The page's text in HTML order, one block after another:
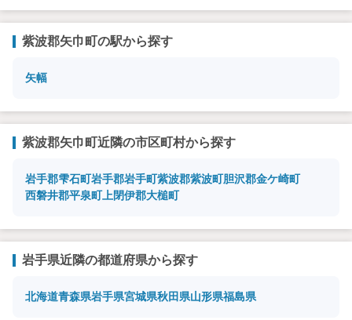
紫波郡矢巾町の駅から探す
矢幅
紫波郡矢巾町近隣の市区町村から探す
岩手郡雫石町岩手郡岩手町紫波郡紫波町胆沢郡金ケ崎町
西磐井郡平泉町上閉伊郡大槌町
岩手県近隣の都道府県から探す
北海道青森県岩手県宮城県秋田県山形県福島県